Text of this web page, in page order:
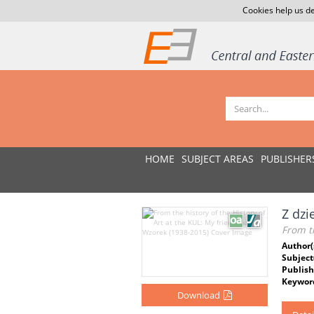
Cookies help us
HOME SUBJECT AREAS
Download
Z
From